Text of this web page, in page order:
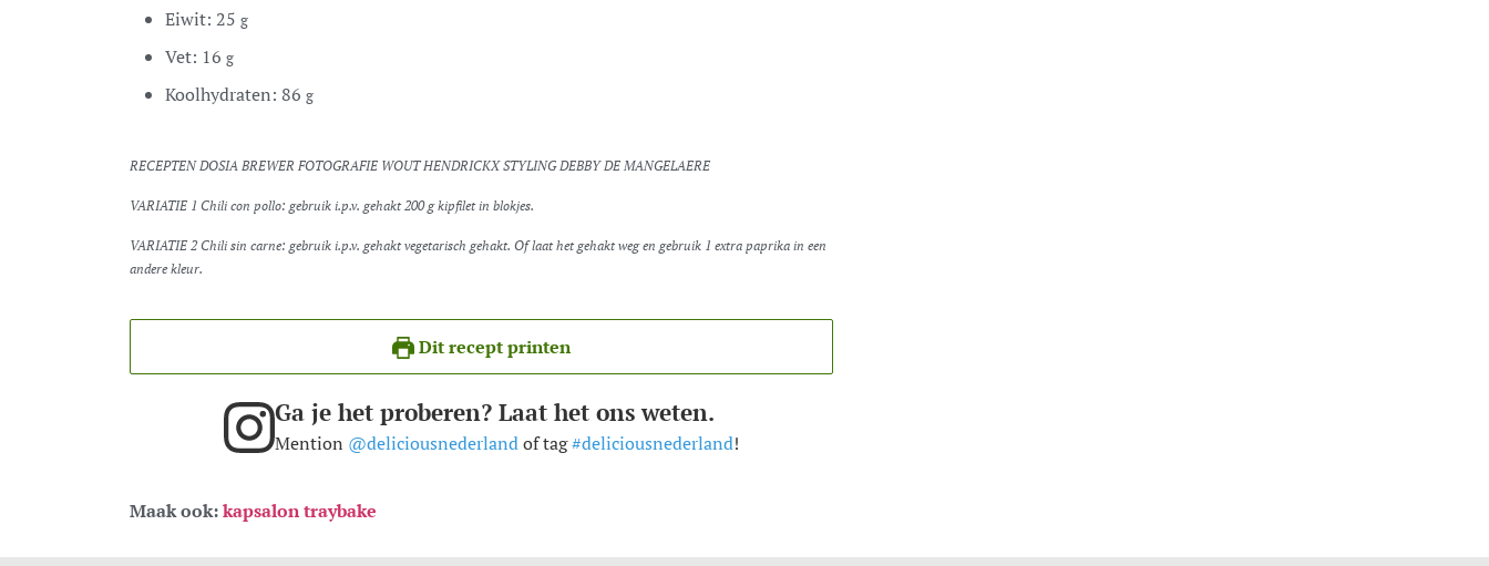
Eiwit: 25 g
Vet: 16 g
Koolhydraten: 86 g
RECEPTEN DOSIA BREWER FOTOGRAFIE WOUT HENDRICKX STYLING DEBBY DE MANGELAERE
VARIATIE 1 Chili con pollo: gebruik i.p.v. gehakt 200 g kipfilet in blokjes.
VARIATIE 2 Chili sin carne: gebruik i.p.v. gehakt vegetarisch gehakt. Of laat het gehakt weg en gebruik 1 extra paprika in een
andere kleur.
Dit recept printen
Ga je het proberen? Laat het ons weten.
Mention @deliciousnederlandof tag#deliciousnederland!
Maak ook:kapsalon traybake